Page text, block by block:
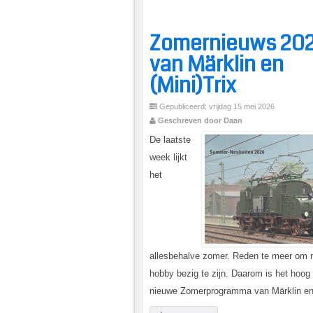
Zomernieuws
van Märklin en
(Mini)Trix
Gepubliceerd: vrijdag 15 mei 2026
Geschreven door Daan
De laatste
week lijkt
het
allesbehalve zomer. Reden te meer om
hobby bezig te zijn. Daarom is het
nieuwe Zomerprogramma van Märklin